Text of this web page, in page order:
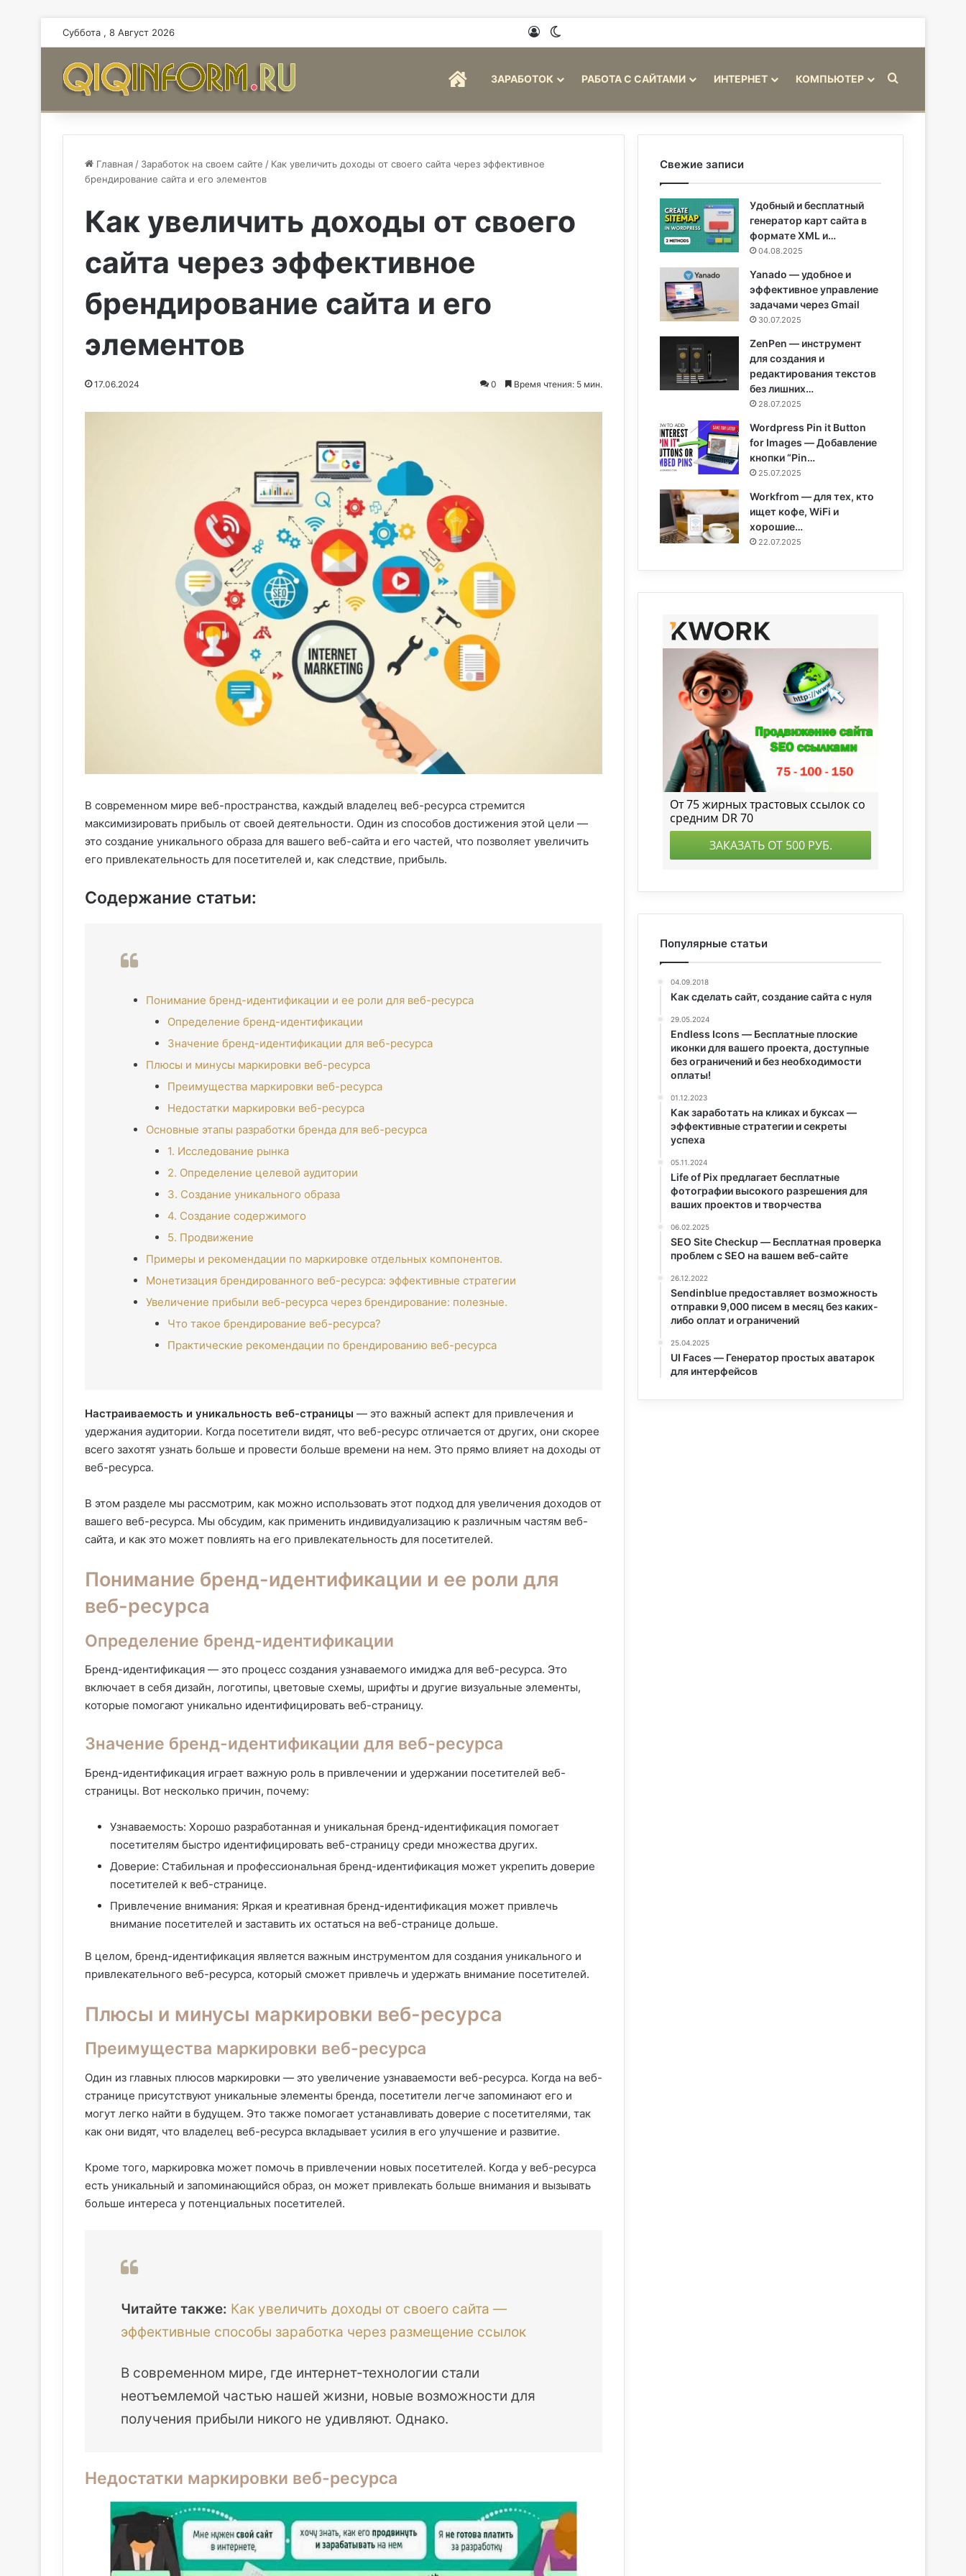
Суббота , 8 Август 2026 Войти
ГЛАВНАЯЗАРАБОТОК РАБОТА С САЙТАМИ ИНТЕРНЕТ КОМПЬЮТЕР
Главная / Заработок на своем сайте / Как увеличить доходы от своего сайта через эффективное
брендирование сайта и его элементов
Как увеличить доходы от своего
сайта через эффективное
брендирование сайта и его
элементов
17.06.2024 0 Время чтения: 5 мин.
В современном мире веб-пространства, каждый владелец веб-ресурса стремится
максимизировать прибыль от своей деятельности. Один из способов достижения этой цели —
это создание уникального образа для вашего веб-сайта и его частей, что позволяет увеличить
его привлекательность для посетителей и, как следствие, прибыль.
Содержание статьи:
Понимание бренд-идентификации и ее роли для веб-ресурса
Определение бренд-идентификации
Значение бренд-идентификации для веб-ресурса
Плюсы и минусы маркировки веб-ресурса
Преимущества маркировки веб-ресурса
Недостатки маркировки веб-ресурса
Основные этапы разработки бренда для веб-ресурса
1. Исследование рынка
2. Определение целевой аудитории
3. Создание уникального образа
4. Создание содержимого
5. Продвижение
Примеры и рекомендации по маркировке отдельных компонентов.
Монетизация брендированного веб-ресурса: эффективные стратегии
Увеличение прибыли веб-ресурса через брендирование: полезные.
Что такое брендирование веб-ресурса?
Практические рекомендации по брендированию веб-ресурса
Настраиваемость и уникальность веб-страницы — это важный аспект для привлечения и
удержания аудитории. Когда посетители видят, что веб-ресурс отличается от других, они скорее
всего захотят узнать больше и провести больше времени на нем. Это прямо влияет на доходы от
веб-ресурса.
В этом разделе мы рассмотрим, как можно использовать этот подход для увеличения доходов от
вашего веб-ресурса. Мы обсудим, как применить индивидуализацию к различным частям веб-
сайта, и как это может повлиять на его привлекательность для посетителей.
Понимание бренд-идентификации и ее роли для
веб-ресурса
Определение бренд-идентификации
Бренд-идентификация — это процесс создания узнаваемого имиджа для веб-ресурса. Это
включает в себя дизайн, логотипы, цветовые схемы, шрифты и другие визуальные элементы,
которые помогают уникально идентифицировать веб-страницу.
Значение бренд-идентификации для веб-ресурса
Бренд-идентификация играет важную роль в привлечении и удержании посетителей веб-
страницы. Вот несколько причин, почему:
Узнаваемость: Хорошо разработанная и уникальная бренд-идентификация помогает
посетителям быстро идентифицировать веб-страницу среди множества других.
Доверие: Стабильная и профессиональная бренд-идентификация может укрепить доверие
посетителей к веб-странице.
Привлечение внимания: Яркая и креативная бренд-идентификация может привлечь
внимание посетителей и заставить их остаться на веб-странице дольше.
В целом, бренд-идентификация является важным инструментом для создания уникального и
привлекательного веб-ресурса, который сможет привлечь и удержать внимание посетителей.
Плюсы и минусы маркировки веб-ресурса
Преимущества маркировки веб-ресурса
Один из главных плюсов маркировки — это увеличение узнаваемости веб-ресурса. Когда на веб-
странице присутствуют уникальные элементы бренда, посетители легче запоминают его и
могут легко найти в будущем. Это также помогает устанавливать доверие с посетителями, так
как они видят, что владелец веб-ресурса вкладывает усилия в его улучшение и развитие.
Кроме того, маркировка может помочь в привлечении новых посетителей. Когда у веб-ресурса
есть уникальный и запоминающийся образ, он может привлекать больше внимания и вызывать
больше интереса у потенциальных посетителей.
Читайте также: Как увеличить доходы от своего сайта —
эффективные способы заработка через размещение ссылок
В современном мире, где интернет-технологии стали
неотъемлемой частью нашей жизни, новые возможности для
получения прибыли никого не удивляют. Однако.
Недостатки маркировки веб-ресурса
Свежие записи
Удобный и бесплатный
генератор карт сайта в
формате XML и…
04.08.2025
Yanado — удобное и
эффективное управление
задачами через Gmail
30.07.2025
ZenPen — инструмент
для создания и
редактирования текстов
без лишних…
28.07.2025
Wordpress Pin it Button
for Images — Добавление
кнопки “Pin…
25.07.2025
Workfrom — для тех, кто
ищет кофе, WiFi и
хорошие…
22.07.2025
Популярные статьи
04.09.2018
Как сделать сайт, создание сайта с нуля
29.05.2024
Endless Icons — Бесплатные плоские
иконки для вашего проекта, доступные
без ограничений и без необходимости
оплаты!
01.12.2023
Как заработать на кликах и буксах —
эффективные стратегии и секреты
успеха
05.11.2024
Life of Pix предлагает бесплатные
фотографии высокого разрешения для
ваших проектов и творчества
06.02.2025
SEO Site Checkup — Бесплатная проверка
проблем с SEO на вашем веб-сайте
26.12.2022
Sendinblue предоставляет возможность
отправки 9,000 писем в месяц без каких-
либо оплат и ограничений
25.04.2025
UI Faces — Генератор простых аватарок
для интерфейсов